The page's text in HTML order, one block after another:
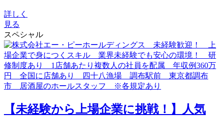
詳しく
見る
スペシャル
【未経験から上場企業に挑戦！】人気